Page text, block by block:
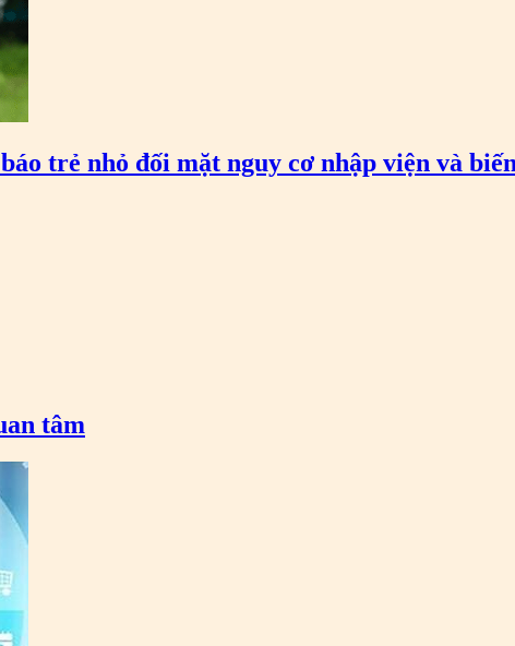
trẻ nhỏ đối mặt nguy cơ nhập viện và
tâm